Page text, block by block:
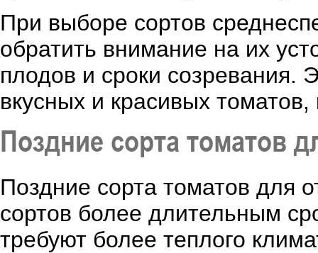
При выборе сортов
обратить внимание на их
плодов и сроки созревания.
вкусных и красивых
Поздние сорта томатов
Поздние сорта томатов для
сортов более длительным
требуют более теплого